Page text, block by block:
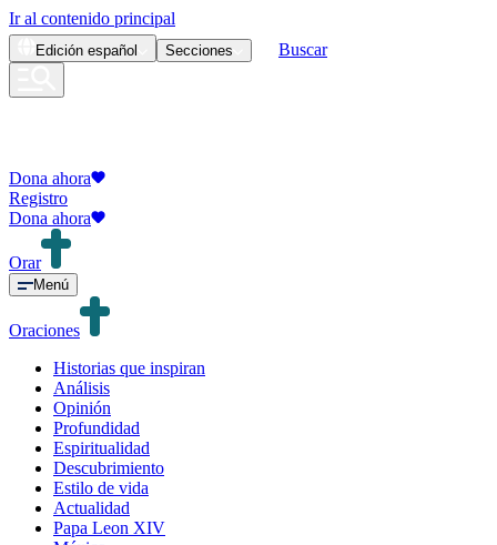
Ir al contenido principal
Edición español Secciones Buscar
Dona ahora
Registro
Dona ahora
Orar
Menú
Oraciones
Historias que inspiran
Análisis
Opinión
Profundidad
Espiritualidad
Descubrimiento
Estilo de vida
Actualidad
Papa Leon XIV